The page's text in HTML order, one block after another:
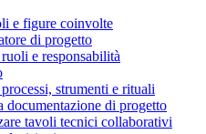
e figure coinvolte
di progetto
e responsabilità
strumenti e rituali
documentazione di progetto
tavoli tecnici collaborativi